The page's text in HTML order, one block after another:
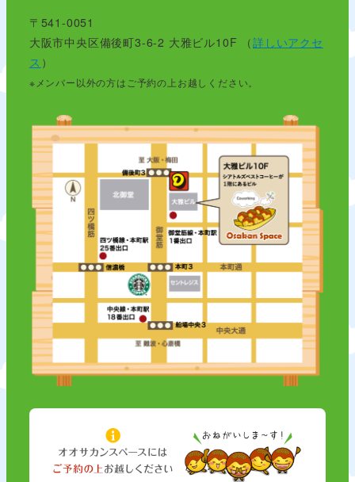
〒541-0051
大阪市中央区備後町3-6-2 大雅ビル10F （詳しいアクセ
ス ）
※メンバー以外の方はご予約の上お越しください。